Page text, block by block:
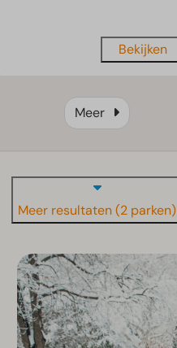
Bekijken
Meer
Meer resultaten (2 parken)